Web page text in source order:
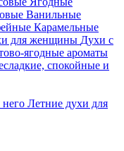
Ванильные
Карамельные
для женщины Духи с
ягодные ароматы
спокойные и
Летние духи для